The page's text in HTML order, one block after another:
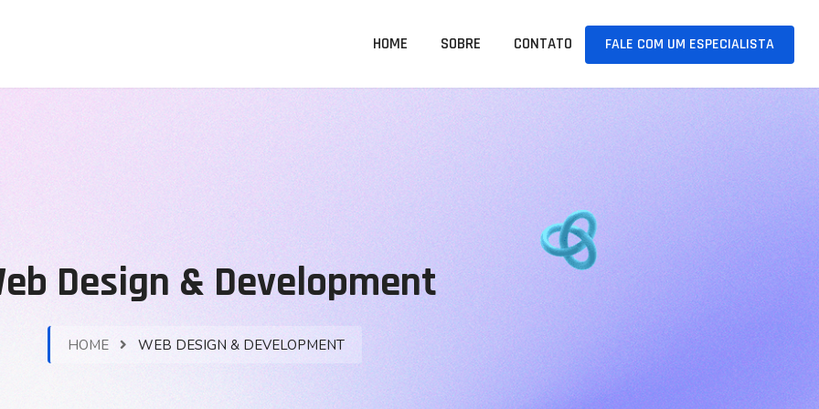
HOME SOBRE CONTATO FALE COM UM ESPECIALISTA
Design & Development
HOME WEB DESIGN & DEVELOPMENT